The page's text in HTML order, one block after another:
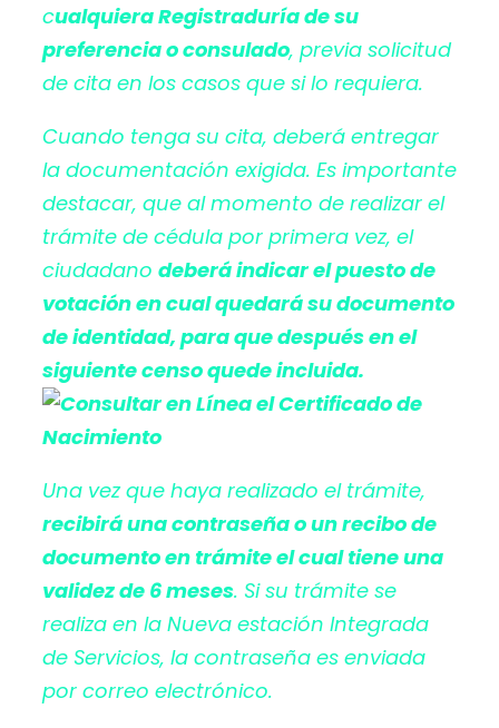
cualquiera Registraduría de su
preferencia o consulado, previa solicitud
de cita en los casos que si lo requiera.
Cuando tenga su cita, deberá entregar
la documentación exigida. Es importante
destacar, que al momento de realizar el
trámite de cédula por primera vez, el
ciudadano deberá indicar el puesto de
votación en cual quedará su documento
de identidad, para que después en el
siguiente censo quede incluida.
Una vez que haya realizado el trámite,
recibirá una contraseña o un recibo de
documento en trámite el cual tiene una
validez de 6 meses. Si su trámite se
realiza en la Nueva estación Integrada
de Servicios, la contraseña es enviada
por correo electrónico.